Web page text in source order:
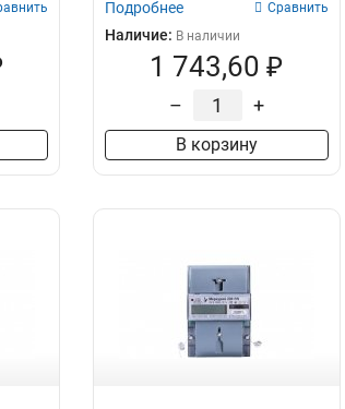
Подробнее Сравнить
Наличие: В наличии
1 743,60 ₽
– +
В корзину